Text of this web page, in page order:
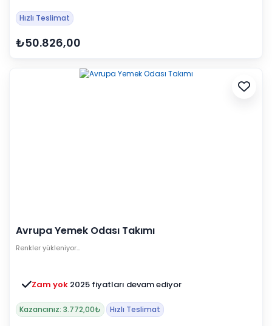
Hızlı Teslimat
₺50.826,00
Avrupa Yemek Odası Takımı
Renkler yükleniyor…
Zam yok 2025 fiyatları devam ediyor
Kazancınız: 3.772,00₺ Hızlı Teslimat